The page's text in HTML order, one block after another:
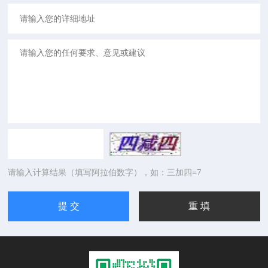
请输入计算结果（填写阿拉伯数字），如：三加四=7